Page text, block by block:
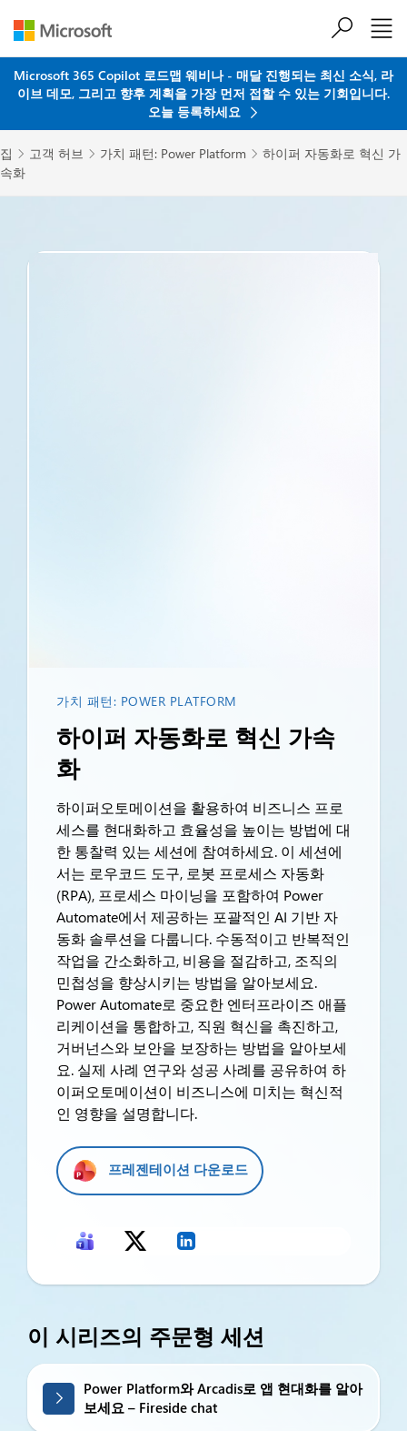
Microsoft 365 Copilot 로드맵 웨비나 - 매달 진행되는 최신 소식, 라
이브 데모, 그리고 향후 계획을 가장 먼저 접할 수 있는 기회입니다.
오늘 등록하세요
집  고객 허브  가치 패턴: Power Platform  하이퍼 자동화로 혁신 가
속화
가치 패턴: POWER PLATFORM
하이퍼 자동화로 혁신 가속
화
하이퍼오토메이션을 활용하여 비즈니스 프로
세스를 현대화하고 효율성을 높이는 방법에 대
한 통찰력 있는 세션에 참여하세요. 이 세션에
서는 로우코드 도구, 로봇 프로세스 자동화
(RPA), 프로세스 마이닝을 포함하여 Power
Automate에서 제공하는 포괄적인 AI 기반 자
동화 솔루션을 다룹니다. 수동적이고 반복적인
작업을 간소화하고, 비용을 절감하고, 조직의
민첩성을 향상시키는 방법을 알아보세요.
Power Automate로 중요한 엔터프라이즈 애플
리케이션을 통합하고, 직원 혁신을 촉진하고,
거버넌스와 보안을 보장하는 방법을 알아보세
요. 실제 사례 연구와 성공 사례를 공유하여 하
이퍼오토메이션이 비즈니스에 미치는 혁신적
인 영향을 설명합니다.
프레젠테이션 다운로드
이 시리즈의 주문형 세션
Power Platform와 Arcadis로 앱 현대화를 알아
보세요 – Fireside chat